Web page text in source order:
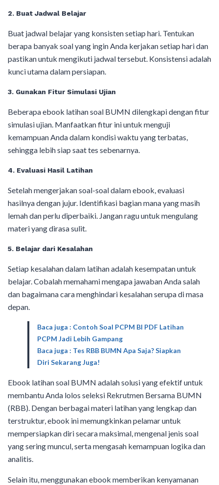
2. Buat Jadwal Belajar
Buat jadwal belajar yang konsisten setiap hari. Tentukan
berapa banyak soal yang ingin Anda kerjakan setiap hari dan
pastikan untuk mengikuti jadwal tersebut. Konsistensi adalah
kunci utama dalam persiapan.
3. Gunakan Fitur Simulasi Ujian
Beberapa ebook latihan soal BUMN dilengkapi dengan fitur
simulasi ujian. Manfaatkan fitur ini untuk menguji
kemampuan Anda dalam kondisi waktu yang terbatas,
sehingga lebih siap saat tes sebenarnya.
4. Evaluasi Hasil Latihan
Setelah mengerjakan soal-soal dalam ebook, evaluasi
hasilnya dengan jujur. Identifikasi bagian mana yang masih
lemah dan perlu diperbaiki. Jangan ragu untuk mengulang
materi yang dirasa sulit.
5. Belajar dari Kesalahan
Setiap kesalahan dalam latihan adalah kesempatan untuk
belajar. Cobalah memahami mengapa jawaban Anda salah
dan bagaimana cara menghindari kesalahan serupa di masa
depan.
Baca juga : Contoh Soal PCPM BI PDF Latihan
PCPM Jadi Lebih Gampang
Baca juga : Tes RBB BUMN Apa Saja? Siapkan
Diri Sekarang Juga!
Ebook latihan soal BUMN adalah solusi yang efektif untuk
membantu Anda lolos seleksi Rekrutmen Bersama BUMN
(RBB). Dengan berbagai materi latihan yang lengkap dan
terstruktur, ebook ini memungkinkan pelamar untuk
mempersiapkan diri secara maksimal, mengenal jenis soal
yang sering muncul, serta mengasah kemampuan logika dan
analitis.
Selain itu, menggunakan ebook memberikan kenyamanan